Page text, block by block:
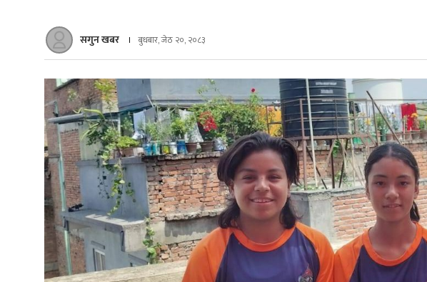
सगुन खबर बुधबार, जेठ २०, २०८३